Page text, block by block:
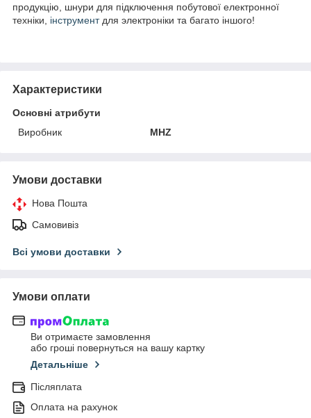
продукцію, шнури для підключення побутової електронної
техніки, інструментдля электроніки та багато іншого!
Характеристики
Основні атрибути
Виробник
MHZ
Умови доставки
Нова Пошта
Самовивіз
Всі умови доставки
Умови оплати
Ви отримаєте замовлення
або гроші повернуться на вашу картку
Детальніше
Післяплата
Оплата на рахунок